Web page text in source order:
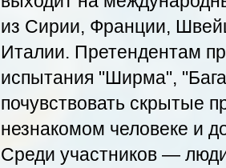
из Сирии, Франции,
Италии. Претендентам
испытания "Ширма",
почувствовать скрытые
незнакомом человеке и
Среди участников —